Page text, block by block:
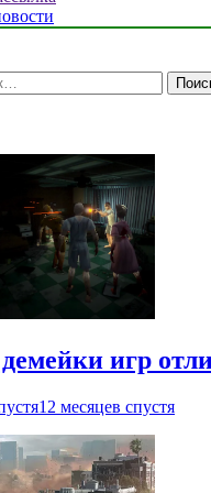
игр
12 месяцев спустя